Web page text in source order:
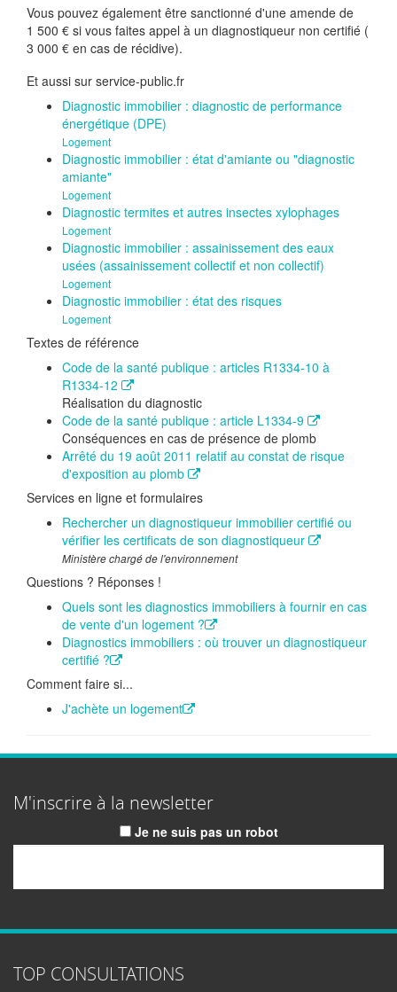
Vous pouvez également être sanctionné d'une amende de
1 500 € si vous faites appel à un diagnostiqueur non certifié (
3 000 € en cas de récidive).
Et aussi sur service-public.fr
Diagnostic immobilier : diagnostic de performance
énergétique (DPE)
Logement
Diagnostic immobilier : état d'amiante ou "diagnostic
amiante"
Logement
Diagnostic termites et autres insectes xylophages
Logement
Diagnostic immobilier : assainissement des eaux
usées (assainissement collectif et non collectif)
Logement
Diagnostic immobilier : état des risques
Logement
Textes de référence
Code de la santé publique : articles R1334-10 à
R1334-12
Réalisation du diagnostic
Code de la santé publique : article L1334-9
Conséquences en cas de présence de plomb
Arrêté du 19 août 2011 relatif au constat de risque
d'exposition au plomb
Services en ligne et formulaires
Rechercher un diagnostiqueur immobilier certifié ou
vérifier les certificats de son diagnostiqueur
Ministère chargé de l'environnement
Questions ? Réponses !
Quels sont les diagnostics immobiliers à fournir en cas
de vente d'un logement ?
Diagnostics immobiliers : où trouver un diagnostiqueur
certifié ?
Comment faire si...
J'achète un logement
M'inscrire à la newsletter
Je ne suis pas un robot
TOP CONSULTATIONS